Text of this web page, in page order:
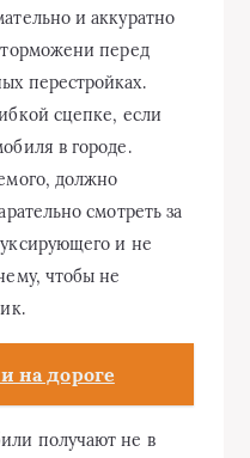
и аккуратно
перед
перестройках.
сцепке, если
в городе.
должно
смотреть за
и не
чтобы не
на дороге
получают не в